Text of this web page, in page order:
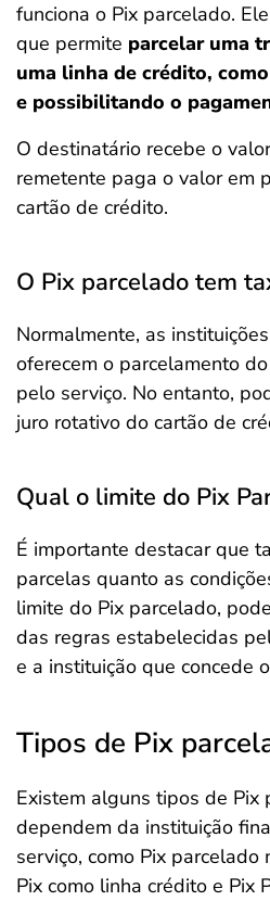
funciona o Pix parcelado.
que permite parcelar uma
uma linha de crédito,
e possibilitando o
O destinatário recebe o
remetente paga o valor em
cartão de crédito.
O Pix parcelado tem
Normalmente, as
oferecem o parcelamento
pelo serviço. No entanto,
juro rotativo do cartão de
Qual o limite do Pix
É importante destacar que
parcelas quanto as
limite do Pix parcelado,
das regras estabelecidas
e a instituição que concede
Tipos de Pix
Existem alguns tipos de Pix
dependem da instituição
serviço, como Pix parcelado
Pix como linha crédito e Pix